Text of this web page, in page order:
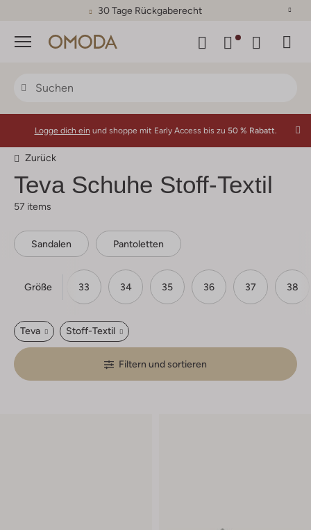
30 Tage Rückgaberecht
Menü
Logge dich ein und shoppe mit Early Access bis zu 50 % Rabatt.
Zurück
TevaSchuhe Stoff-Textil
57 items
Sandalen Pantoletten
Größe
32 33 34 35 36 37 38
Teva Stoff-Textil
Filtern und sortieren